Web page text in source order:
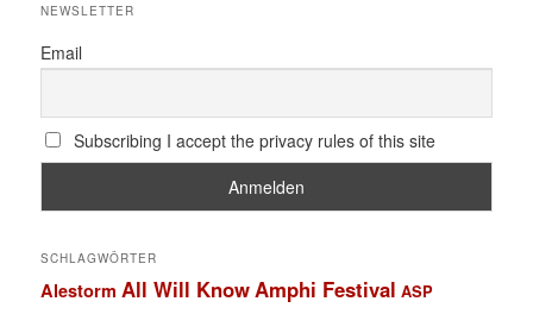
NEWSLETTER
Email
Subscribing I accept the privacy rules of this site
SCHLAGWÖRTER
Alestorm All Will KnowAmphi Festival ASP